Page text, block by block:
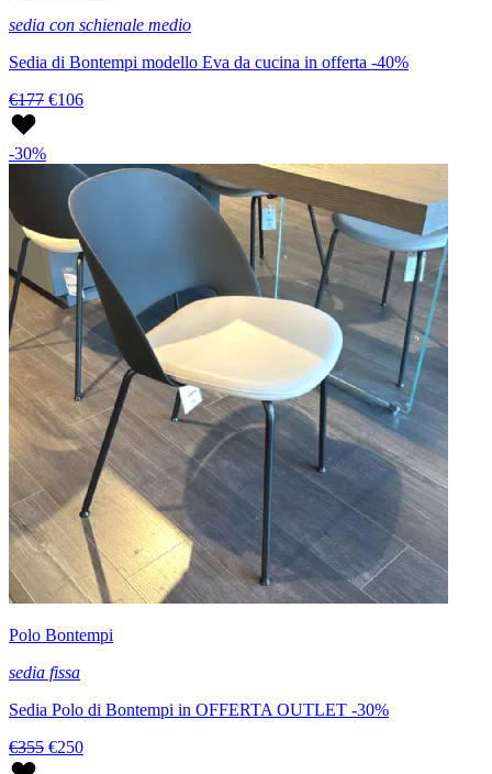
sedia con schienale medio
Sedia di Bontempi modello Eva da cucina in offerta -40%
€177 €106
-30%
Polo Bontempi
sedia fissa
Sedia Polo di Bontempi in OFFERTA OUTLET -30%
€355 €250